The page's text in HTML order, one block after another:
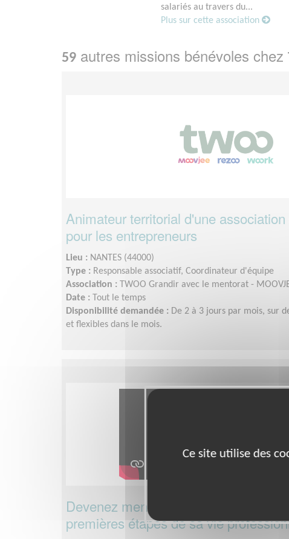
salariés au travers du...
Plus sur cette association
59 autres missions bénévoles chez
Animateur territorial d'une
pour les entrepreneurs
Lieu : NANTES (44000)
Type : Responsable associatif, Coordinateur d'équipe
Association :
TWOO Grandir avec le mentorat -
Date :
Tout le temps
Disponibilité demandée : De 2 à 3 jours par mois, sur
et flexibles dans le mois.
Devenez mentor(e) d'un jeune salarié
premières étapes de sa vie
Ce site utilise des